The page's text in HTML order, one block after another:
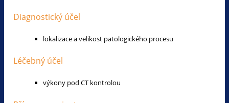
Diagnostický účel
lokalizace a velikost patologického procesu
Léčebný účel
výkony pod CT kontrolou